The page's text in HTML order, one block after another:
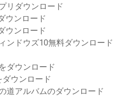
リダウンロード
ウンロード
ウンロード
ンドウズ10無料ダウンロード
ダウンロード
ウンロード
道アルバムのダウンロード